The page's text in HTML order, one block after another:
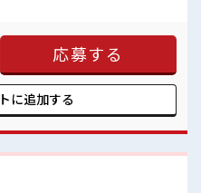
ちろん男性の応募もOKですよ！
友人と一緒にプライベート満喫！
≫ 明るすぎたり奇抜でなければ
服があると毎日の服選びに悩まず
る≫ 高時給だらけの派遣のお仕
間の息抜きは休憩室で♪
応募する
に追加する